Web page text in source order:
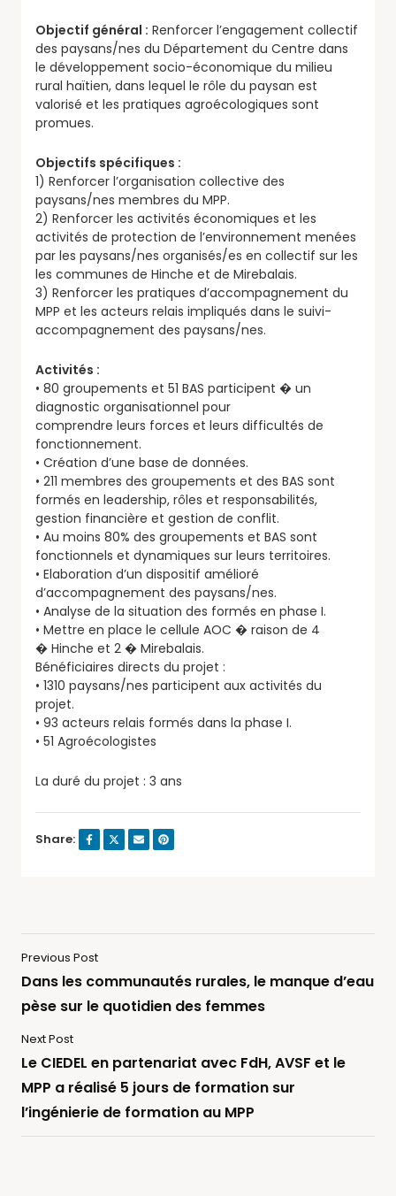
Objectif général : Renforcer l’engagement collectif
des paysans/nes du Département du Centre dans
le développement socio-économique du milieu
rural haïtien, dans lequel le rôle du paysan est
valorisé et les pratiques agroécologiques sont
promues.
Objectifs spécifiques :
1) Renforcer l’organisation collective des
paysans/nes membres du MPP.
2) Renforcer les activités économiques et les
activités de protection de l’environnement menées
par les paysans/nes organisés/es en collectif sur les
les communes de Hinche et de Mirebalais.
3) Renforcer les pratiques d’accompagnement du
MPP et les acteurs relais impliqués dans le suivi-
accompagnement des paysans/nes.
Activités :
• 80 groupements et 51 BAS participent � un
diagnostic organisationnel pour
comprendre leurs forces et leurs difficultés de
fonctionnement.
• Création d’une base de données.
• 211 membres des groupements et des BAS sont
formés en leadership, rôles et responsabilités,
gestion financière et gestion de conflit.
• Au moins 80% des groupements et BAS sont
fonctionnels et dynamiques sur leurs territoires.
• Elaboration d’un dispositif amélioré
d’accompagnement des paysans/nes.
• Analyse de la situation des formés en phase I.
• Mettre en place le cellule AOC � raison de 4
� Hinche et 2 � Mirebalais.
Bénéficiaires directs du projet :
• 1310 paysans/nes participent aux activités du
projet.
• 93 acteurs relais formés dans la phase I.
• 51 Agroécologistes
La duré du projet : 3 ans
Share:
Previous Post
Dans les communautés rurales, le manque d’eau
pèse sur le quotidien des femmes
Next Post
Le CIEDEL en partenariat avec FdH, AVSF et le
MPP a réalisé 5 jours de formation sur
l’ingénierie de formation au MPP